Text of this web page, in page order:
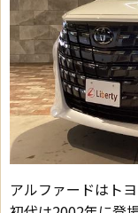
アルファードはト